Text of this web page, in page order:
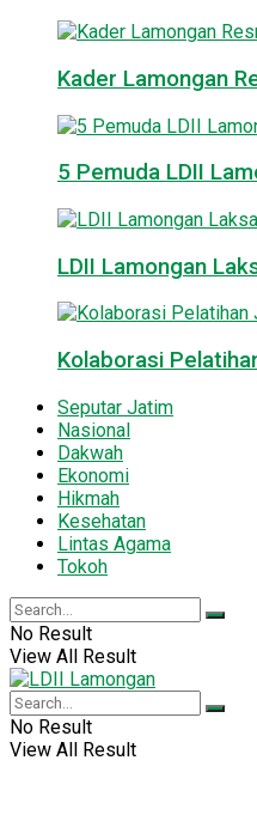
Kader Lamongan
5 Pemuda LDII
LDII Lamongan
Kolaborasi
Seputar Jatim
Nasional
Dakwah
Ekonomi
Hikmah
Kesehatan
Lintas Agama
Tokoh
No Result
View All Result
No Result
View All Result